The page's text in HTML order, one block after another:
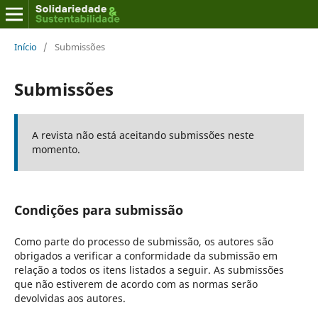
Início / Submissões
Submissões
A revista não está aceitando submissões neste
momento.
Condições para submissão
Como parte do processo de submissão, os autores são
obrigados a verificar a conformidade da submissão em
relação a todos os itens listados a seguir. As submissões
que não estiverem de acordo com as normas serão
devolvidas aos autores.